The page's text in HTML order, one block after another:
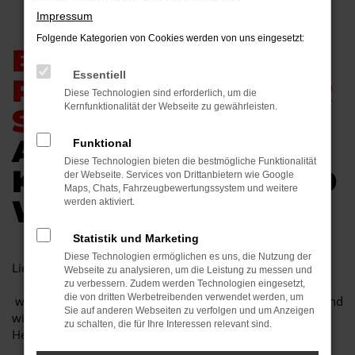
EIN STARKER
PARTNER AN IHRER
SEITE.
AUCH IN
KRISENZEITEN SIND
WIR FÜR SIE DA.
Lieber Gast, Besucher, Lieferant und Auto Fan,
wir befinden uns in einer außergewöhnlichen Situation. Und
wir alle stehen vor noch nie dagewesenen
Herausforderungen.
Impressum
Folgende Kategorien von Cookies werden von uns eingesetzt:
Essentiell
Diese Technologien sind erforderlich, um die
Kernfunktionalität der Webseite zu gewährleisten.
Funktional
Diese Technologien bieten die bestmögliche Funktionalität
der Webseite. Services von Drittanbietern wie Google
Maps, Chats, Fahrzeugbewertungssystem und weitere
werden aktiviert.
Statistik und Marketing
Diese Technologien ermöglichen es uns, die Nutzung der
Webseite zu analysieren, um die Leistung zu messen und
zu verbessern. Zudem werden Technologien eingesetzt,
die von dritten Werbetreibenden verwendet werden, um
Sie auf anderen Webseiten zu verfolgen und um Anzeigen
zu schalten, die für Ihre Interessen relevant sind.